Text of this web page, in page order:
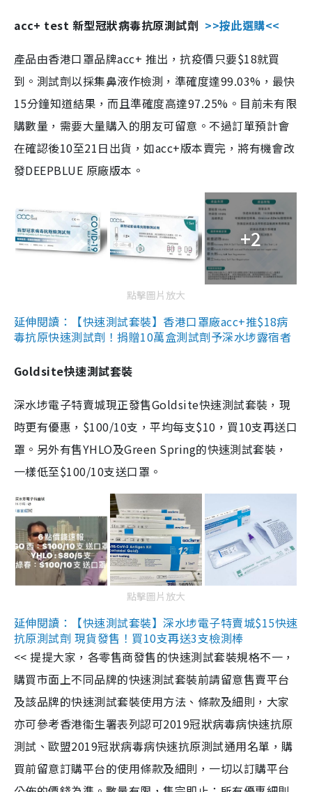
acc+ test 新型冠狀病毒抗原測試劑 >>按此選購<<
產品由香港口罩品牌acc+ 推出，抗疫價只要$18就買
到。測試劑以採集鼻液作檢測，準確度達99.03%，最快
15分鐘知道結果，而且準確度高達97.25%。目前未有限
購數量，需要大量購入的朋友可留意。不過訂單預計會
在確認後10至21日出貨，如acc+版本賣完，將有機會改
發DEEPBLUE 原廠版本。
+2
點擊圖片放大
延伸閱讀：【快速測試套裝】香港口罩廠acc+推$18病
毒抗原快速測試劑！捐贈10萬盒測試劑予深水埗露宿者
Goldsite快速測試套裝
深水埗電子特賣城現正發售Goldsite快速測試套裝，現
時更有優惠，$100/10支，平均每支$10，買10支再送口
罩。另外有售YHLO及Green Spring的快速測試套裝，
一樣低至$100/10支送口罩。
點擊圖片放大
延伸閱讀：【快速測試套裝】深水埗電子特賣城$15快速
抗原測試劑 現貨發售！買10支再送3支檢測棒
<< 提提大家，各零售商發售的快速測試套裝規格不一，
購買市面上不同品牌的快速測試套裝前請留意售賣平台
及該品牌的快速測試套裝使用方法、條款及細則，大家
亦可參考香港衞生署表列認可2019冠狀病毒病快速抗原
測試、歐盟2019冠狀病毒病快速抗原測試通用名單，購
買前留意訂購平台的使用條款及細則，一切以訂購平台